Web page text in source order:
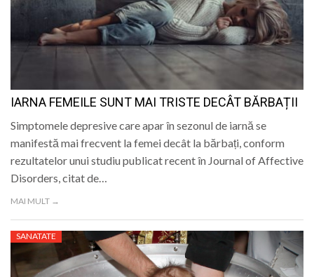
IARNA FEMEILE SUNT MAI TRISTE DECÂT BĂRBAȚII
Simptomele depresive care apar în sezonul de iarnă se
manifestă mai frecvent la femei decât la bărbați, conform
rezultatelor unui studiu publicat recent în Journal of Affective
Disorders, citat de…
MAI MULT →
SANATATE